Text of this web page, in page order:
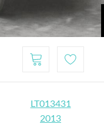
LT013431
2013